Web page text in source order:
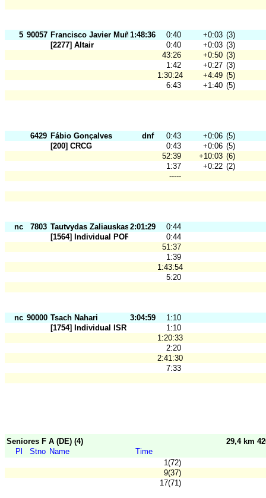
5 90057 Francisco Javier Muñoz1:48:36 0:40 +0:03 (3)
[2277] Altair
0:40 +0:03 (3)
43:26
+0:50 (3)
1:42
+0:27 (3)
1:30:24
+4:49 (5)
6:43
+1:40 (5)
6429 Fábio Gonçalves dnf 0:43 +0:06 (5)
[200] CRCG
0:43 +0:06 (5)
52:39
+10:03 (6)
1:37
+0:22 (2)
-----
nc 7803 Tautvydas Zaliauskas 2:01:29
0:44
[1564] Individual POR
0:44
51:37
1:39
1:43:54
5:20
nc 90000 Tsach Nahari 3:04:59
1:10
[1754] Individual ISR
1:10
1:20:33
2:20
2:41:30
7:33
Seniores F A (DE) (4)
29,4 km
Pl
Stno Name
Time
1(72)
9(37)
17(71)